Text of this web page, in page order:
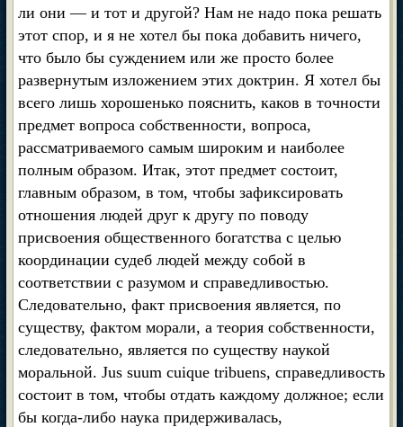
ли они — и тот и другой? Нам не надо пока решать
этот спор, и я не хотел бы пока добавить ничего,
что было бы суждением или же просто более
развернутым изложением этих доктрин. Я хотел бы
всего лишь хорошенько пояснить, каков в точности
предмет вопроса собственности, вопроса,
рассматриваемого самым широким и наиболее
полным образом. Итак, этот предмет состоит,
главным образом, в том, чтобы зафиксировать
отношения людей друг к другу по поводу
присвоения общественного богатства с целью
координации судеб людей между собой в
соответствии с разумом и справедливостью.
Следовательно, факт присвоения является, по
существу, фактом морали, а теория собственности,
следовательно, является по существу наукой
моральной. Jus suum cuique tribuens, справедливость
состоит в том, чтобы отдать каждому должное; если
бы когда-либо наука придерживалась,